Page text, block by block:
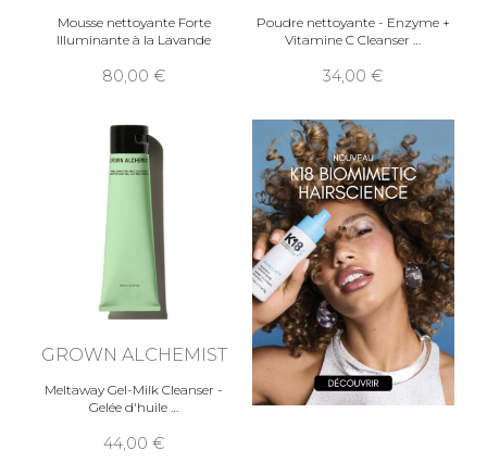
Mousse nettoyante Forte
Illuminante à la Lavande
80,00
Poudre nettoyante - Enzyme +
Vitamine C Cleanser
34,00
GROWN ALCHEMIST
Meltaway Gel-Milk Cleanser -
Gelée d'huile
44,00